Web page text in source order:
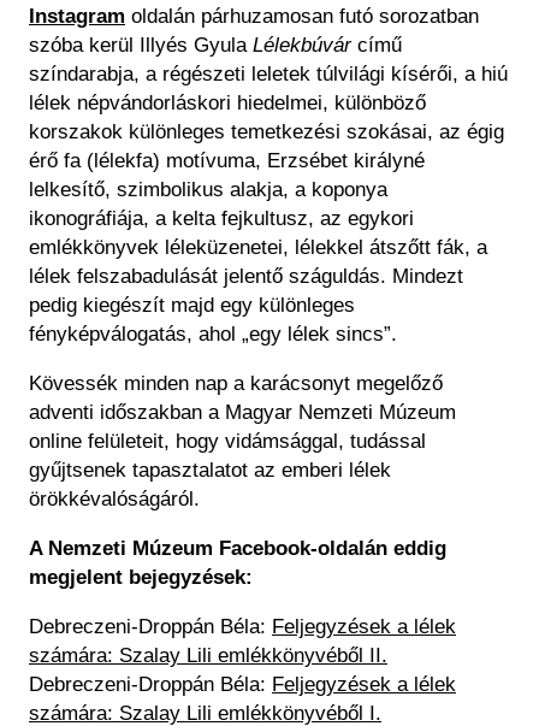
Instagram oldalán párhuzamosan futó sorozatban
szóba kerül Illyés Gyula Lélekbúvárcímű
színdarabja, a régészeti leletek túlvilági kísérői, a hiú
lélek népvándorláskori hiedelmei, különböző
korszakok különleges temetkezési szokásai, az égig
érő fa (lélekfa) motívuma, Erzsébet királyné
lelkesítő, szimbolikus alakja, a koponya
ikonográfiája, a kelta fejkultusz, az egykori
emlékkönyvek léleküzenetei, lélekkel átszőtt fák, a
lélek felszabadulását jelentő száguldás. Mindezt
pedig kiegészít majd egy különleges
fényképválogatás, ahol „egy lélek sincs”.
Kövessék minden nap a karácsonyt megelőző
adventi időszakban a Magyar Nemzeti Múzeum
online felületeit, hogy vidámsággal, tudással
gyűjtsenek tapasztalatot az emberi lélek
örökkévalóságáról. ​
A Nemzeti Múzeum Facebook-oldalán eddig
megjelent bejegyzések:
Debreczeni-Droppán Béla: Feljegyzések a lélek
számára: Szalay Lili emlékkönyvéből II.
Debreczeni-Droppán Béla: Feljegyzések a lélek
számára: Szalay Lili emlékkönyvéből I.